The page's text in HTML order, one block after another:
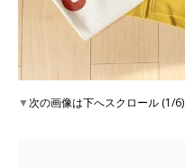
▼次の画像は下へスクロール (1/6)